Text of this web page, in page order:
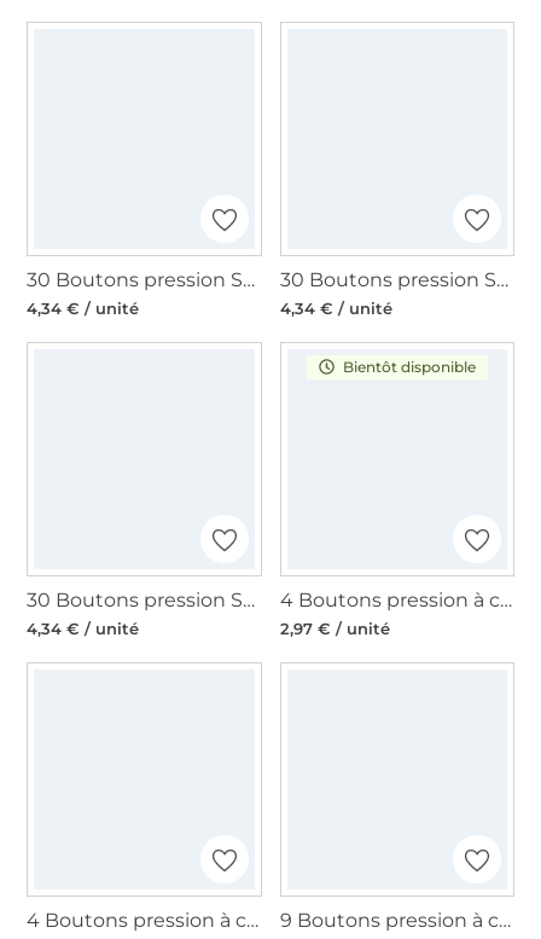
30 Boutons pression Snap Ø12,4mm KAMsnaps Color Mix Veno, jaune fluo - vert fluo - rose fluo
4,34 € / unité
30 Boutons pression Snap Ø12,4mm KAMsnaps Color Mix Veno, vert foncé-vert clair-vert
4,34 € / unité
30 Boutons pression Snap Ø12,4mm KAMsnaps Color Mix Veno, noir-blanc-gris
4,34 € / unité
Bientôt disponible
4 Boutons pression à coudre 25 mm, noir
2,97 € / unité
4 Boutons pression à coudre 25 mm, argent 9 Boutons pression à coudre 21 mm, argent